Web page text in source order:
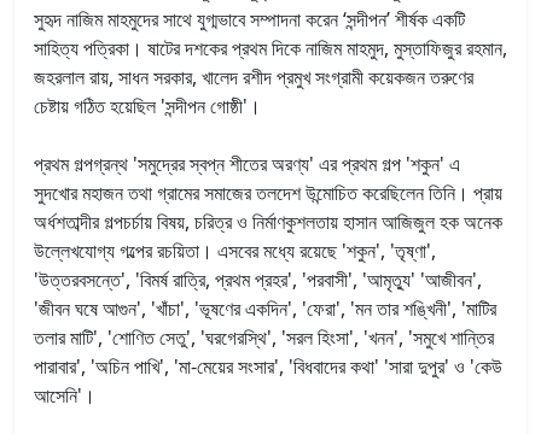
সুহৃদ নাজিম মাহমুদের সাথে যুগ্মভাবে সম্পাদনা করেন ‘সন্দীপন’ শীর্ষক একটি
সাহিত্য পত্রিকা। ষাটের দশকের প্রথম দিকে নাজিম মাহমুদ, মুস্তাফিজুর রহমান,
জহরলাল রায়, সাধন সরকার, খালেদ রশীদ প্রমুখ সংগ্রামী কয়েকজন তরুণের
চেষ্টায় গঠিত হয়েছিল 'সন্দীপন গোষ্ঠী'।
প্রথম গল্পগ্রন্থ 'সমুদ্রের স্বপ্ন শীতের অরণ্য' এর প্রথম গল্প 'শকুন' এ
সুদখোর মহাজন তথা গ্রামের সমাজের তলদেশ উন্মোচিত করেছিলেন তিনি। প্রায়
অর্ধশতাব্দীর গল্পচর্চায় বিষয়, চরিত্র ও নির্মাণকুশলতায় হাসান আজিজুল হক অনেক
উল্লেখযোগ্য গল্পের রচয়িতা। এসবের মধ্যে রয়েছে 'শকুন', 'তৃষ্ণা',
'উত্তরবসন্তে', 'বিমর্ষ রাত্রি, প্রথম প্রহর', 'পরবাসী', 'আমৃত্যু' 'আজীবন',
'জীবন ঘষে আগুন', 'খাঁচা', 'ভূষণের একদিন', 'ফেরা', 'মন তার শঙ্খিনী', 'মাটির
তলার মাটি', 'শোণিত সেতু', 'ঘরগেরস্থি', 'সরল হিংসা', 'খনন', 'সমুখে শান্তির
পারাবার', 'অচিন পাখি', 'মা-মেয়ের সংসার', 'বিধবাদের কথা' 'সারা দুপুর' ও 'কেউ
আসেনি'।